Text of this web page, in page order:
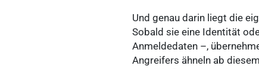
Und genau darin liegt die
Sobald sie eine Identität
Anmeldedaten –,
Angreifers ähneln ab